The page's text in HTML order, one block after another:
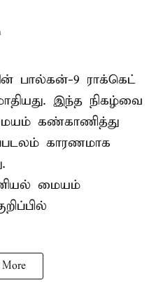
பால்கன்-9 ராக்கெட்
இந்த நிகழ்வை
கண்காணித்து
காரணமாக
மையம்